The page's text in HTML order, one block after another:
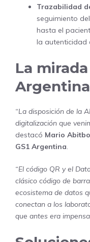
Trazabilidad
seguimiento
hasta el
la autenticidad
La mirada
Argentina
“La disposición de la
digitalización que
destacó Mario
GS1 Argentina.
“El código QR y el
clásico código de
ecosistema de datos
conectan a los
que antes era